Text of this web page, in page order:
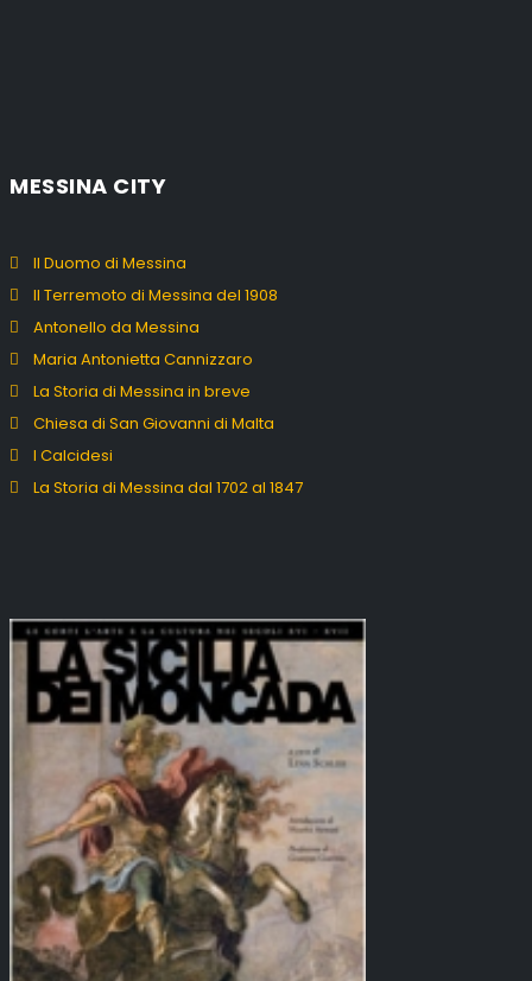
MESSINA CITY
Il Duomo di Messina
Il Terremoto di Messina del 1908
Antonello da Messina
Maria Antonietta Cannizzaro
La Storia di Messina in breve
Chiesa di San Giovanni di Malta
I Calcidesi
La Storia di Messina dal 1702 al 1847